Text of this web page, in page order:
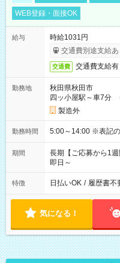
WEB登録・面接OK
給与
時給1031円
交通費別途支給あ
交通費 交通費支給有
勤務地
秋田県秋田市
四ッ小屋駅～車7分
製造外
勤務時間 5:00～
期間
長期【ご応募から1
即日～
特徴 日払いOK / 履歴書不
気になる！